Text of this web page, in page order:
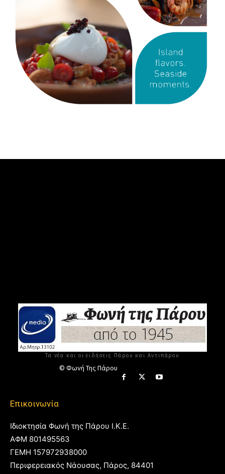
Τα νέα και οι ειδήσεις Πάρου και Αντιπάρου
© Φωνή Της Πάρου
Επικοινωνία
Ιδιοκτησία Φωνή της Πάρου Ι.Κ.Ε.
ΑΦΜ 801495563
ΓΕΜΗ 157972938000
Περιφερειακός Νάουσας, Πάρος, 84401